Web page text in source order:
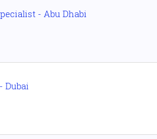
- Abu Dhabi
Dubai